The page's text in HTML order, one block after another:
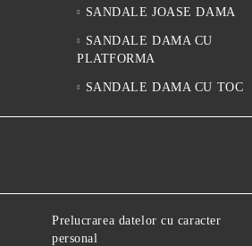
SANDALE JOASE DAMA
SANDALE DAMA CU
PLATFORMA
SANDALE DAMA CU TOC
Prelucrarea datelor cu caracter
personal